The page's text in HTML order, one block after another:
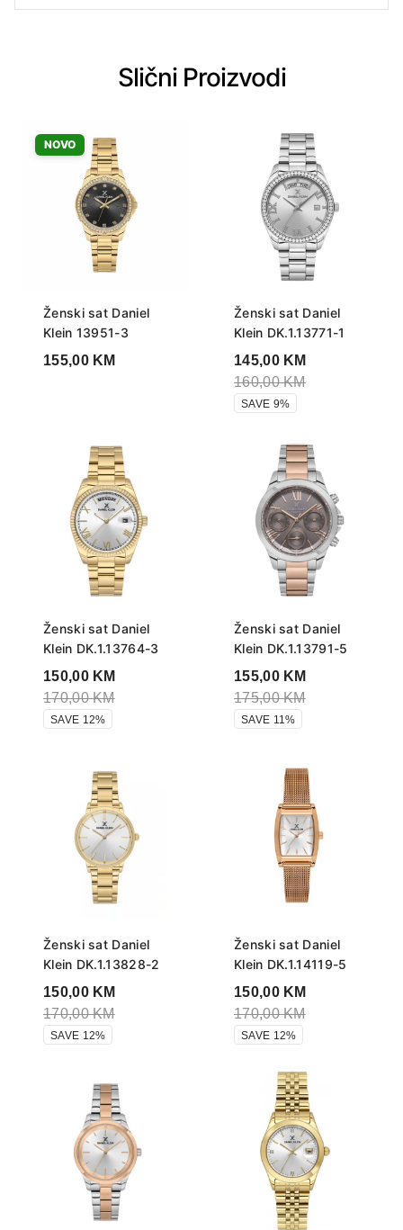
Slični Proizvodi
NOVO
Ženski sat Daniel
Klein 13951-3
155,00 KM
Ženski sat Daniel
Klein DK.1.13771-1
145,00 KM
160,00KM
SAVE 9%
Ženski sat Daniel
Klein DK.1.13764-3
150,00 KM
170,00KM
SAVE 12%
Ženski sat Daniel
Klein DK.1.13791-5
155,00 KM
175,00KM
SAVE 11%
Ženski sat Daniel
Klein DK.1.13828-2
150,00 KM
170,00KM
SAVE 12%
Ženski sat Daniel
Klein DK.1.14119-5
150,00 KM
170,00KM
SAVE 12%